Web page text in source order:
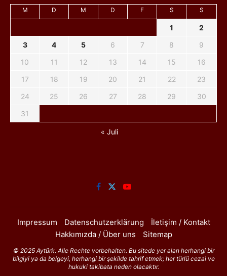
M D M D F S S
1
2
3
4 5 6 7 8
9
10
11 12 13 14 15
16
17
18 19 20 21 22
23
24
25 26 27 28 29
30
31
« Juli
Impressum Datenschutzerklärung
İletişim / Kontakt
Hakkımızda / Über uns
Sitemap
© 2025 Aytürk. Alle Rechte vorbehalten. Bu sitede yer alan herhangi bir
bilgiyi ya da belgeyi, herhangi bir şekilde tahrif etmek; her türlü cezai ve
hukuki takibata neden olacaktır.